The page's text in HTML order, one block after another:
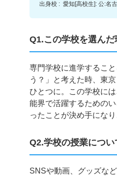
出身校 : 愛知[高校生]: 公:名
Q1.この学校を選んだ
専門学校に進学するこ
う？」と考えた時、東
ひとつに。この学校に
能界で活躍するための
ったことが決め手にな
Q2.学校の授業につい
SNSや動画、グッズな